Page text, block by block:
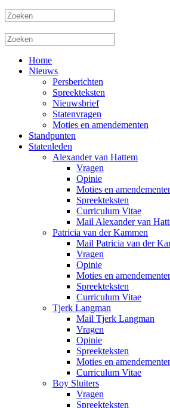
Home
Nieuws
Persberichten
Spreekteksten
Nieuwsbrief
Statenvragen
Moties en amendementen
Standpunten
Statenleden
Alexander van Hattem
Vragen
Opinie
Moties en
Spreekteksten
Curriculum Vitae
Mail Alexander van
Patricia van der Kammen
Mail Patricia van der
Vragen
Opinie
Moties en
Spreekteksten
Curriculum Vitae
Tjerk Langman
Mail Tjerk Langman
Vragen
Opinie
Spreekteksten
Moties en
Curriculum Vitae
Boy Sluiters
Vragen
Spreekteksten